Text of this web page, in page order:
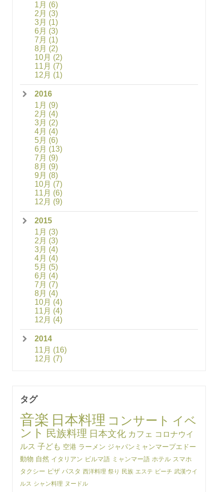
1月 (6)
2月 (3)
3月 (1)
6月 (3)
7月 (1)
8月 (2)
10月 (2)
11月 (7)
12月 (1)
2016
1月 (9)
2月 (4)
3月 (2)
4月 (4)
5月 (6)
6月 (13)
7月 (9)
8月 (9)
9月 (8)
10月 (7)
11月 (6)
12月 (9)
2015
1月 (3)
2月 (3)
3月 (4)
4月 (4)
5月 (5)
6月 (4)
7月 (7)
8月 (4)
10月 (4)
11月 (4)
12月 (4)
2014
11月 (16)
12月 (7)
タグ
音楽 日本料理 コンサート イベ
ント
民族料理 日本文化 カフェ コロナウイ
ルス 子ども 空港 ラーメン ジャパンミャンマープエドー
動物 自然 イタリアン ビルマ語 ミャンマー語 ホテル スマホ
タクシー ピザ パスタ 西洋料理 祭り 民族 エステ ビーチ 武漢ウイ
ルス シャン料理 ヌードル